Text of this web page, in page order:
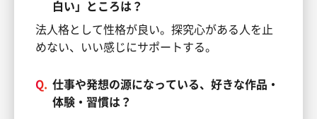
白い」ところは？
法人格として性格が良い。探究心がある人を止
めない、いい感じにサポートする。
Q. 仕事や発想の源になっている、好きな作品・
体験・習慣は？